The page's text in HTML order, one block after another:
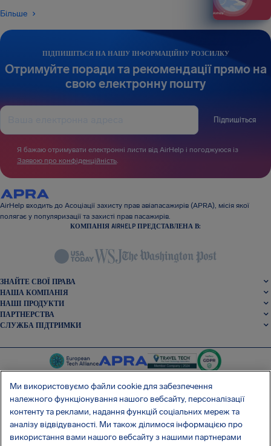
ПІДПИШІТЬСЯ НА НАШУ ІНФОРМАЦІЙНУ РОЗСИЛКУ
Отримуйте поради та рекомендації прямо на
свою електронну пошту
Підпишіться
Я бажаю отримувати електронні листи від AirHelp і погоджуюся із
Заявою про конфіденційність.
Більше
AirHelp входить до Асоціації захисту прав авіапасажирів (APRA), місія якої
полягає у популяризації та захисті прав пасажирів.
КОМПАНІЯ AIRHELP ПРЕДСТАВЛЕНА В:
ЗНАЙТЕ СВОЇ ПРАВА
НАША КОМПАНІЯ
НАШІ ПРОДУКТИ
ПАРТНЕРСТВА
СЛУЖБА ПІДТРИМКИ
SocialFacebook
SocialTwitter
SocialInstagram
SocialLinkedin
ОТРИМАЙТЕ НАШ БЕЗКОШТОВНИЙ ДОДАТОК
Ми використовуємо файли cookie для забезпечення
належного функціонування нашого вебсайту, персоналізації
контенту та реклами, надання функцій соціальних мереж та
аналізу відвідуваності. Ми також ділимося інформацією про
використання вами нашого вебсайту з нашими партнерами